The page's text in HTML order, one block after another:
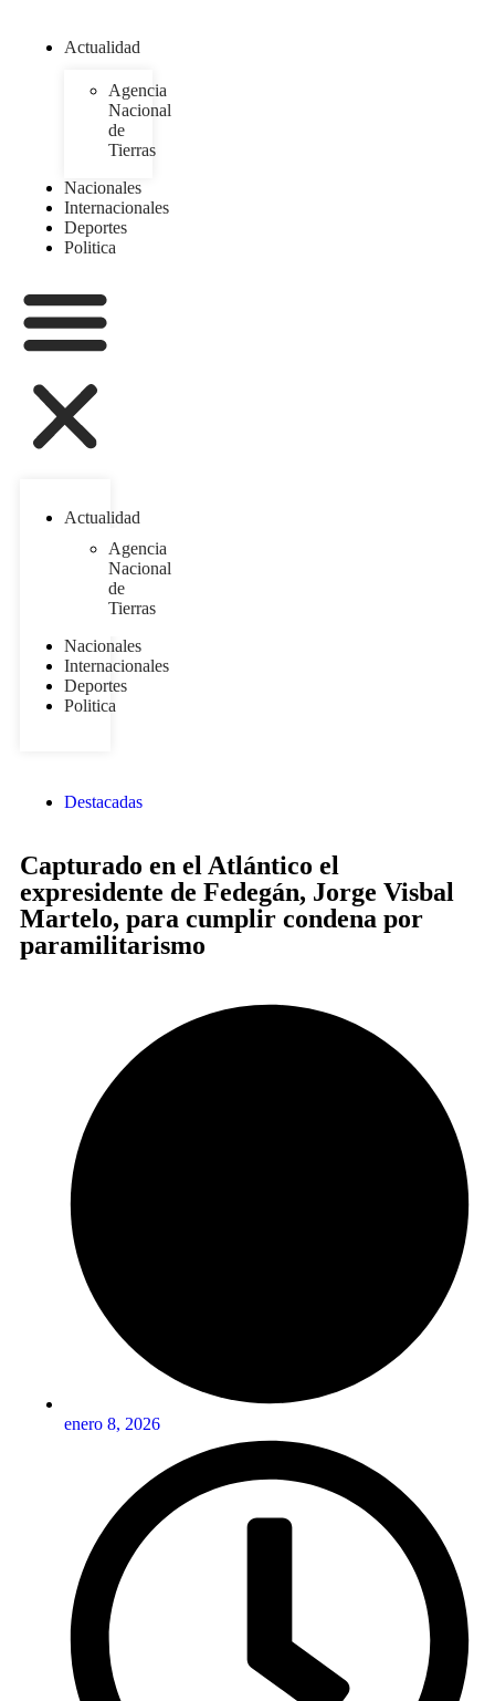
Actualidad
Agencia
Nacional
de
Tierras
Nacionales
Internacionales
Deportes
Politica
Actualidad
Agencia
Nacional
de
Tierras
Nacionales
Internacionales
Deportes
Politica
Destacadas
Capturado en el Atlántico el
expresidente de Fedegán, Jorge Visbal
Martelo, para cumplir condena por
paramilitarismo
enero 8, 2026